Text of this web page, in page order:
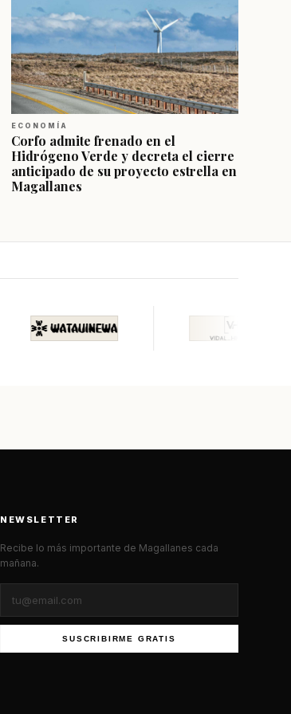
ECONOMÍA
Corfo admite frenado en el
Hidrógeno Verde y decreta el cierre
anticipado de su proyecto estrella en
Magallanes
NEWSLETTER
Recibe lo más importante de Magallanes cada
mañana.
SUSCRIBIRME GRATIS